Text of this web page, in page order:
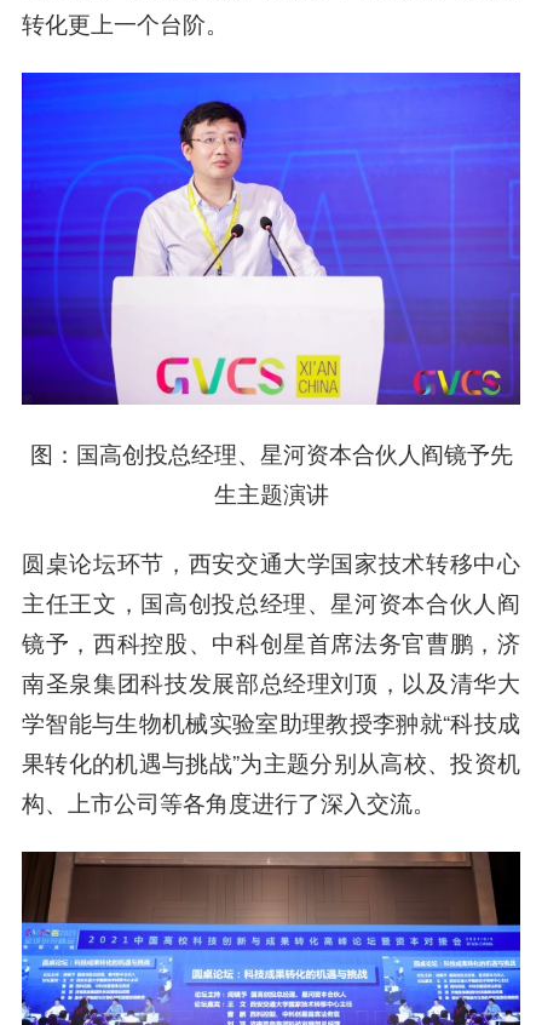
转化更上一个台阶。
图：国高创投总经理、星河资本合伙人阎镜予先
生主题演讲
圆桌论坛环节，西安交通大学国家技术转移中心
主任王文，国高创投总经理、星河资本合伙人阎
镜予，西科控股、中科创星首席法务官曹鹏，济
南圣泉集团科技发展部总经理刘顶，以及清华大
学智能与生物机械实验室助理教授李翀就“科技成
果转化的机遇与挑战”为主题分别从高校、投资机
构、上市公司等各角度进行了深入交流。